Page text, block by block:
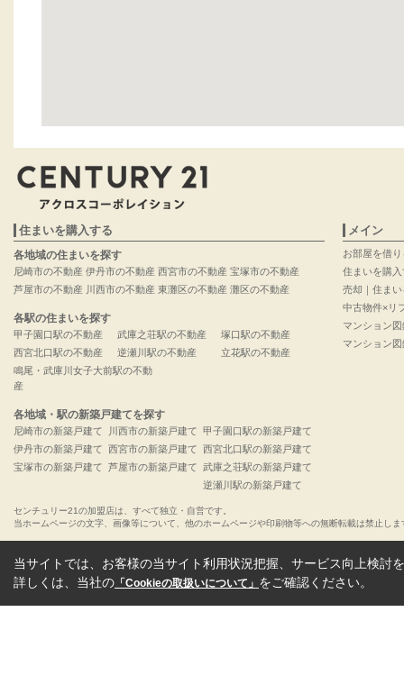
住まいを購入する
各地域の住まいを探す
尼崎市の不動産
芦屋市の不動産
伊丹市の不動産
川西市の不動産
西宮市の不動産
東灘区の不動産
宝塚市の不動産
灘区の不動産
各駅の住まいを探す
甲子園口駅の不動産
西宮北口駅の不動産
武庫之荘駅の不動産
逆瀬川駅の不動産
塚口駅の不動産
立花駅の不動産
鳴尾・武庫川女子大前駅の不動
産
各地域・駅の新築戸建てを探す
尼崎市の新築戸建て
伊丹市の新築戸建て
宝塚市の新築戸建て
川西市の新築戸建て
西宮市の新築戸建て
芦屋市の新築戸建て
甲子園口駅の新築戸建て
西宮北口駅の新築戸建て
武庫之荘駅の新築戸建て
逆瀬川駅の新築戸建て
メイン
お部屋を借り
住まいを購入
売却｜住ま
中古物件×リ
マンション
マンション
センチュリー21の加盟店は、すべて独立・自営です。
当ホームページの文字、画像等について、他のホームページや印刷物等への無断転載は禁止しま
当サイトでは、お客様の当サイト利用状況把握、サービス向上検討
詳しくは、当社の 「Cookieの取扱いについて」 をご確認ください。